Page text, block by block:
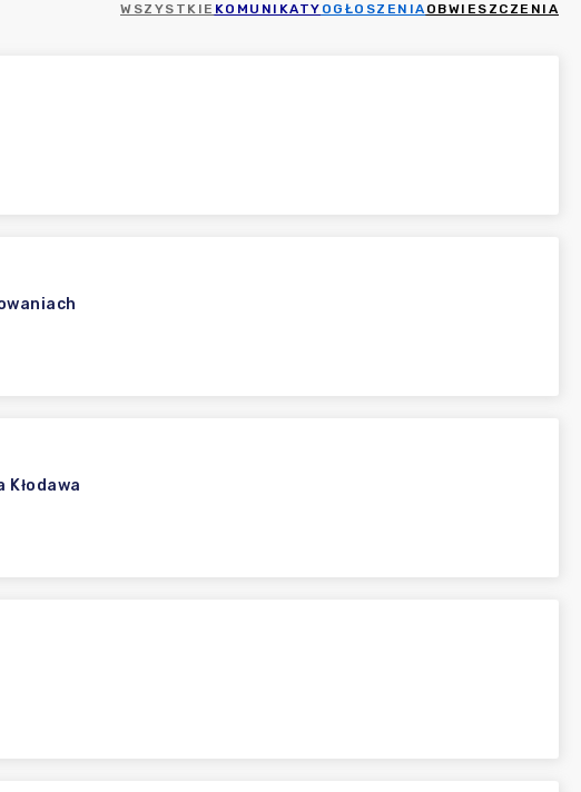
WSZYSTKIE KOMUNIKATY OGŁOSZENIA OBWIESZCZENIA